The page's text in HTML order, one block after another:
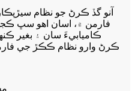
آنو گڏ ڪرڻ جو نظام
فارمن ۾، اسان اهو سڀ
ڪاميابيءَ سان ۽ بغير
ڪرڻ وارو نظام ڪڪڙ جي